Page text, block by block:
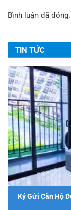
Bình luận đã đóng.
TIN TỨC
Ký Gửi Căn Hộ